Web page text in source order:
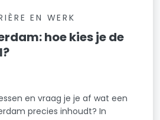
EN WERK
hoe kies je de
en vraag je je af wat een
precies inhoudt? In